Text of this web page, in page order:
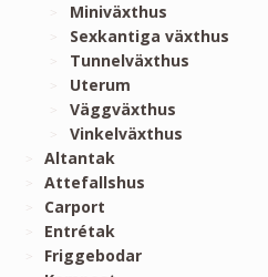
Miniväxthus
Sexkantiga växthus
Tunnelväxthus
Uterum
Väggväxthus
Vinkelväxthus
Altantak
Attefallshus
Carport
Entrétak
Friggebodar